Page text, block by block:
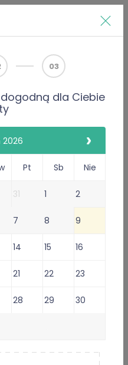
Rudkowski
lekarza
w: Pt
Sprawdź
recepty
03
dla Ciebie
2026
Pt Sb Nie
31 1 2
7 8 9
14 15 16
21 22 23
28 29 30